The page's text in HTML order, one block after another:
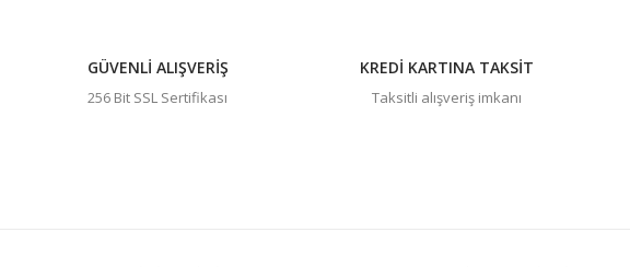
GÜVENLİ ALIŞVERİŞ
256 Bit SSL Sertifikası
KREDİ KARTINA TAKSİT
Taksitli alışveriş imkanı